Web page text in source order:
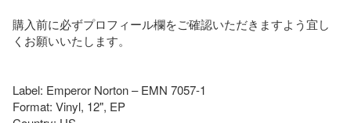
購入前に必ずプロフィール欄をご確認いただきますよう宜し
くお願いいたします。
Label: Emperor Norton – EMN 7057-1
Format: Vinyl, 12", EP